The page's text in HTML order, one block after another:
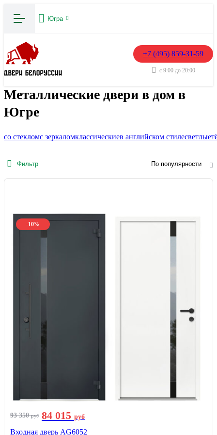
Югра
+7 (495) 859-31-59
с 9:00 до 20:00
Металлические двери в дом в
Югре
со стекломс зеркаломклассическиев английском стилесветлые
Фильтр По популярности
-10%
93 350руб 84 015 руб
Входная дверь AG6052